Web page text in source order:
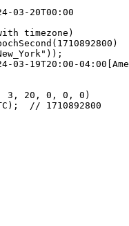
20T00:00
timezone)
19T20:00-
3, 20, 0, 0, 0)